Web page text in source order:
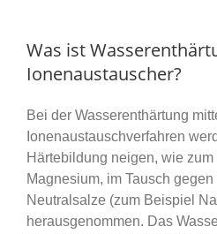
Was ist
Ionenaustauscher?
Bei der Wasserenthärtung
Ionenaustauschverfahren
Härtebildung neigen, wie
Magnesium, im Tausch
Neutralsalze (zum Beispiel
herausgenommen. Das